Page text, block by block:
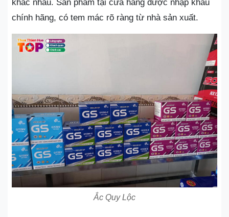
khác nhau. Sản phẩm tại cửa hàng được nhập khẩu
chính hãng, có tem mác rõ ràng từ nhà sản xuất.
Ắc Quy Lộc